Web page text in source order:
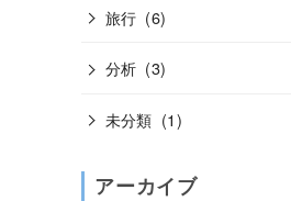
旅行 (6)
分析 (3)
未分類 (1)
アーカイブ